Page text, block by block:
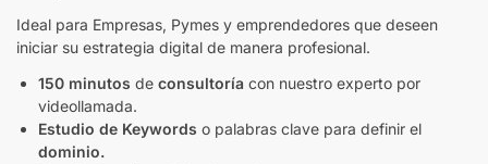
Ideal para Empresas, Pymes y emprendedores que deseen
iniciar su estrategia digital de manera profesional.
150 minutos de consultoría con nuestro experto por
videollamada.
Estudio de Keywords o palabras clave para definir el
dominio.